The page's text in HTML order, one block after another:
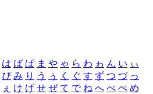
は ば ぱ ま や ゃ ら わ ゎ ん い ぃ
ぴ み り う ぅ く ぐ す ず つ づ っ
ぇ け げ せ ぜ て で ね へ べ ぺ め